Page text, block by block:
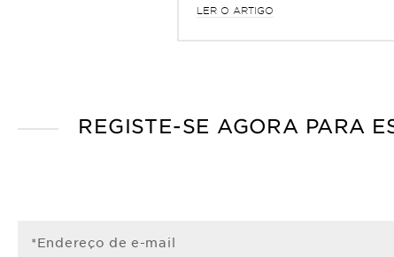
LER O ARTIGO
REGISTE-SE AGORA PARA
*Endereço de e-mail